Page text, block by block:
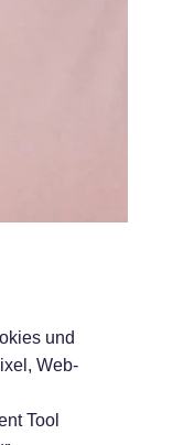
und
Web-
Tool